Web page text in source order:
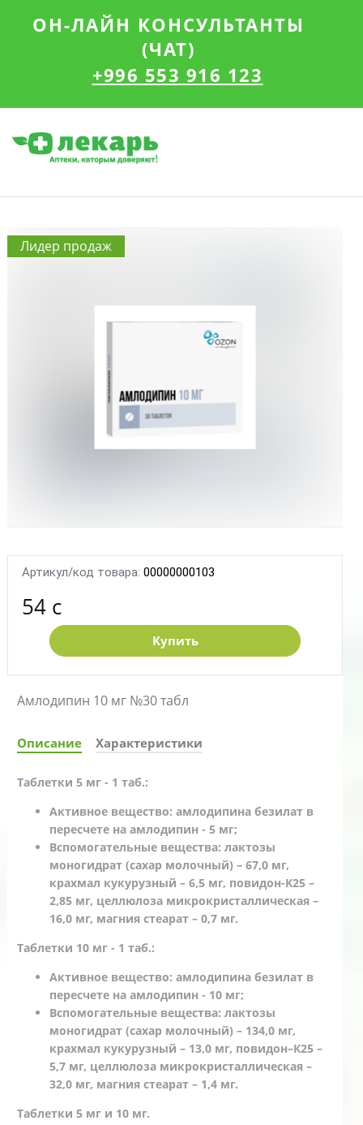
ОН-ЛАЙН КОНСУЛЬТАНТЫ
(ЧАТ)
+996 553 916 123
Лидер продаж
Артикул/код товара: 00000000103
54 c
Купить
Амлодипин 10 мг №30 табл
Описание Характеристики
Таблетки 5 мг - 1 таб.:
Активное вещество: амлодипина безилат в
пересчете на амлодипин - 5 мг;
Вспомогательные вещества: лактозы
моногидрат (сахар молочный) – 67,0 мг,
крахмал кукурузный – 6,5 мг, повидон-К25 –
2,85 мг, целлюлоза микрокристаллическая –
16,0 мг, магния стеарат – 0,7 мг.
Таблетки 10 мг - 1 таб.:
Активное вещество: амлодипина безилат в
пересчете на амлодипин - 10 мг;
Вспомогательные вещества: лактозы
моногидрат (сахар молочный) – 134,0 мг,
крахмал кукурузный – 13,0 мг, повидон–К25 –
5,7 мг, целлюлоза микрокристаллическая –
32,0 мг, магния стеарат – 1,4 мг.
Таблетки 5 мг и 10 мг.